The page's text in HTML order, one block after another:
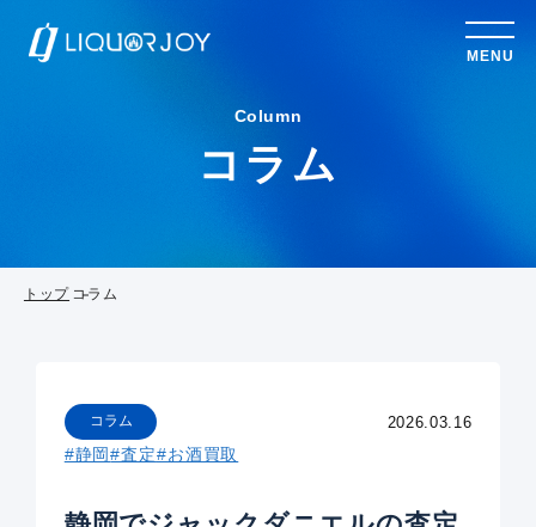
MENU
Column
コラム
トップ コラム
2026.03.16
コラム
#静岡#査定#お酒買取